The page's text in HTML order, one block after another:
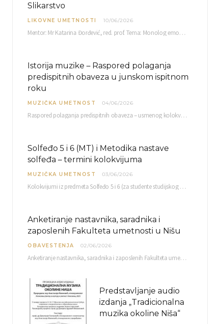
Slikarstvo
LIKOVNE UMETNOSTI 10/06/2026
Mentor: Mr Katarina Đorđević, red. prof. Tema: Monolog emocija Sreda, 17. 06. 2026. u 15:30 sati Sala br. 12 Fakulteta umetnosti u Nišu, Kneginje…
Istorija muzike – Raspored polaganja
predispitnih obaveza u junskom ispitnom
roku
MUZIČKA UMETNOST 04/06/2026
Raspored polaganja predispitnih obaveza – usmenog kolokvijuma i testa iz slušanja muzike – objavljen je…
Solfeđo 5 i 6 (MT) i Metodika nastave
solfeđa – termini kolokvijuma
MUZIČKA UMETNOST 03/06/2026
Kolokvijumi iz predmeta Solfeđo 5 i 6 (za studente studijskog programa Muzička teorija) i Metodika…
Anketiranje nastavnika, saradnika i
zaposlenih Fakulteta umetnosti u Nišu
OBAVESTENJA 02/06/2026
Anketiranje nastavnika, saradnika i zaposlenih Fakulteta umetnosti u Nišu radi sačinjavanja Izveštaja o samovrednovanju biće…
Predstavljanje audio
izdanja „Tradicionalna
muzika okoline Niša“